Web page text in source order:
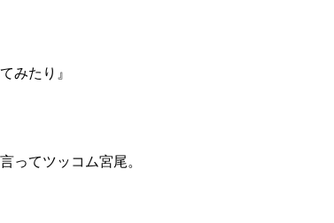
みたり』
ってツッコム宮尾。